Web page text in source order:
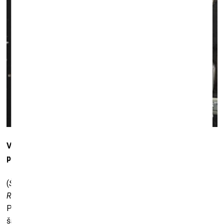
Vai mēdz gadīties, ka, piemēram, kaut kur ceļojat, un
pēkšņi kāda ļoti interesanta skaņa…
(Šajā brīdī kāda neparasta skaņa atskan no ostas puses.
Rauls Kellers noplāta rokas, it kā parādot – lūk, te ir!
Protams. Ceļojumos ņemu līdzi skaņu ierakstu ierīci. Taču
šādus ierakstus instalācijās neizmantoju. No tiem drīzāk